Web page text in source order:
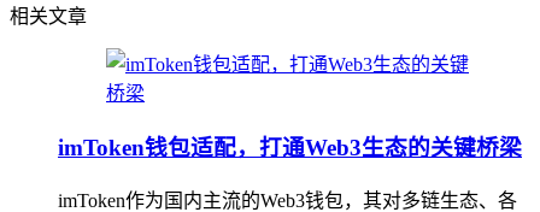
相关文章
imToken钱包适配，打通Web3生态的关键桥梁
imToken作为国内主流的Web3钱包，其对多链生态、各